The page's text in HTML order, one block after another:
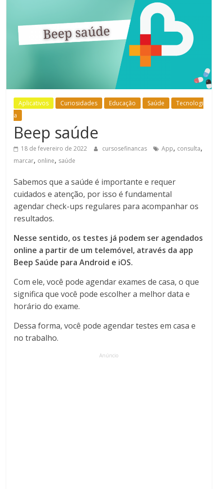
Aplicativos Curiosidades Educação Saúde
Tecnologi
a
Beep saúde
18 de fevereiro de 2022 cursosefinancas App, consulta,
marcar, online, saúde
Sabemos que a saúde é importante e requer
cuidados e atenção, por isso é fundamental
agendar check-ups regulares para acompanhar os
resultados.
Nesse sentido, os testes já podem ser agendados
online a partir de um telemóvel, através da app
Beep Saúde para Android e iOS.
Com ele, você pode agendar exames de casa, o que
significa que você pode escolher a melhor data e
horário do exame.
Dessa forma, você pode agendar testes em casa e
no trabalho.
Anúncio